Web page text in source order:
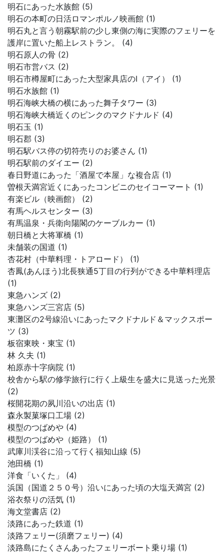
明石にあった水族館 (5)
明石の本町の日活ロマンポルノ映画館 (1)
明石丸と言う朝霧駅前の少し東側の海に実際のフェリーを
護岸に置いた船上レストラン。 (4)
明石原人の骨 (2)
明石市営バス (2)
明石市樽屋町にあった大型家具店のI（アイ） (1)
明石水族館 (1)
明石海峡大橋の横にあった舞子タワー (3)
明石海峡大橋近くのピンクのマクドナルド (4)
明石玉 (1)
明石郡 (3)
明石駅バス停の切符売りのお婆さん (1)
明石駅前のダイエー (2)
春日野道にあった「酒屋で本屋」な複合店 (1)
曽根天満宮近くにあったコンビニのセイコーマート (1)
有楽ビル（映画館） (2)
有馬ヘルスセンター (3)
有馬温泉・兵衛向陽閣のケーブルカー (1)
朝日橋と大将軍橋 (1)
未舗装の国道 (1)
杏花村（中華料理・トアロード） (1)
杏鳳(あんほう)北長狭通5丁目の行列ができる中華料理店
(1)
東急ハンズ (2)
東急ハンズ三宮店 (5)
東灘区の2号線沿いにあったマクドナルド＆マックスポー
ツ (3)
板宿東映・東宝 (1)
林 久夫 (1)
柏原赤十字病院 (1)
校舎から駅の修学旅行に行く上級生を盛大に見送った光景
(2)
桜開花期の夙川沿いの出店 (1)
森永製菓塚口工場 (2)
模型のつばめや (4)
模型のつばめや（姫路） (1)
武庫川渓谷に沿って行く福知山線 (5)
池田橋 (1)
洋食「いくた」 (4)
浜国（国道２５０号）沿いにあった頃の大塩天満宮 (2)
浴衣祭りの活気 (1)
海文堂書店 (2)
淡路にあった鉄道 (1)
淡路フェリー(須磨フェリー) (4)
淡路島にたくさんあったフェリーボート乗り場 (1)